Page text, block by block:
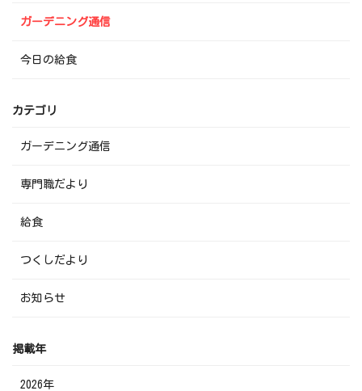
ガーデニング通信
今日の給食
カテゴリ
ガーデニング通信
専門職だより
給食
つくしだより
お知らせ
掲載年
2026年